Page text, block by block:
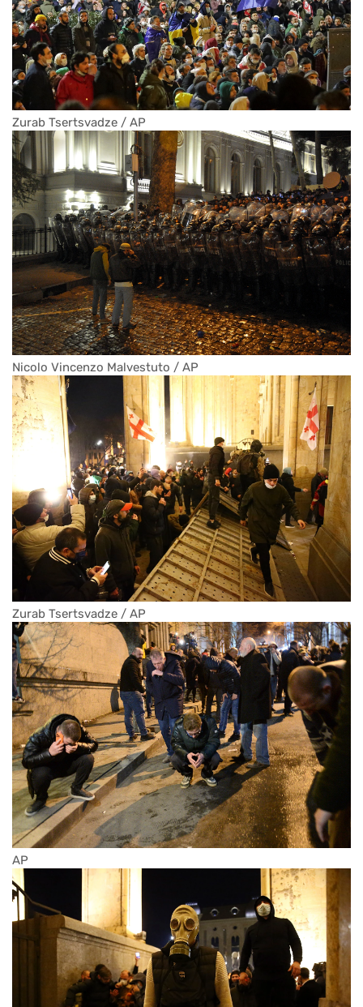
Zurab Tsertsvadze / AP
Nicolo Vincenzo Malvestuto / AP
Zurab Tsertsvadze / AP
AP